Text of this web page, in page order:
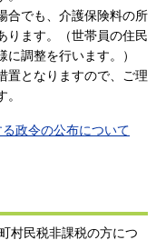
合でも、介護保険料の所
ります。（世帯員の住民
調整を行います。）
置となりますので、ご理
政令の公布について
村民税非課税の方につ